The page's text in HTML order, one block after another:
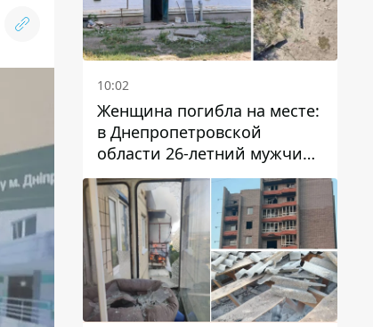
10:02
Женщина погибла на месте:
в Днепропетровской
области 26-летний мужчина
избил трех человек
металлическим предметом